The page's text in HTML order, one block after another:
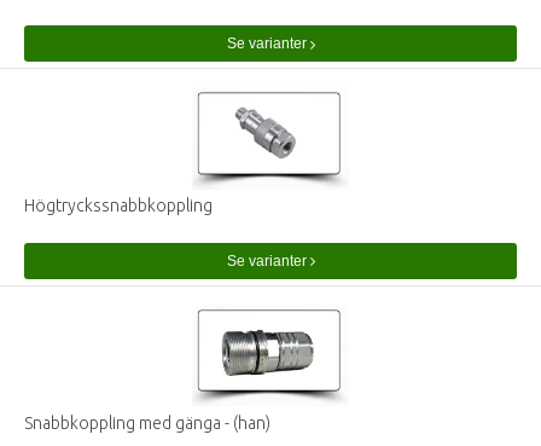
Se varianter
Högtryckssnabbkoppling
Se varianter
Snabbkoppling med gänga - (han)